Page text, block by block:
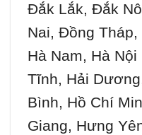
Đắk Lắk, Đắk
Nai, Đồng Tháp,
Hà Nam, Hà
Tĩnh, Hải
Bình, Hồ Chí
Giang, Hưng